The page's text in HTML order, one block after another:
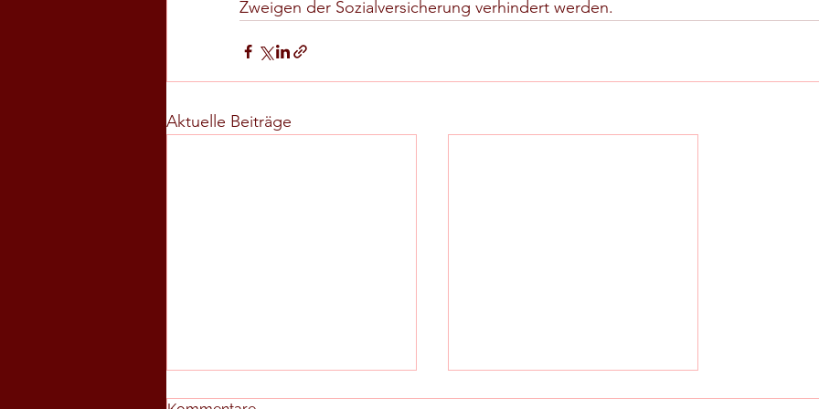
Zweigen der Sozialversicherung verhindert werden.
Aktuelle Beiträge